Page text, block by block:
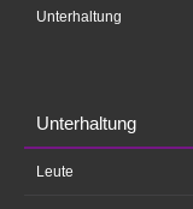
Unterhaltung
Unterhaltung
Leute